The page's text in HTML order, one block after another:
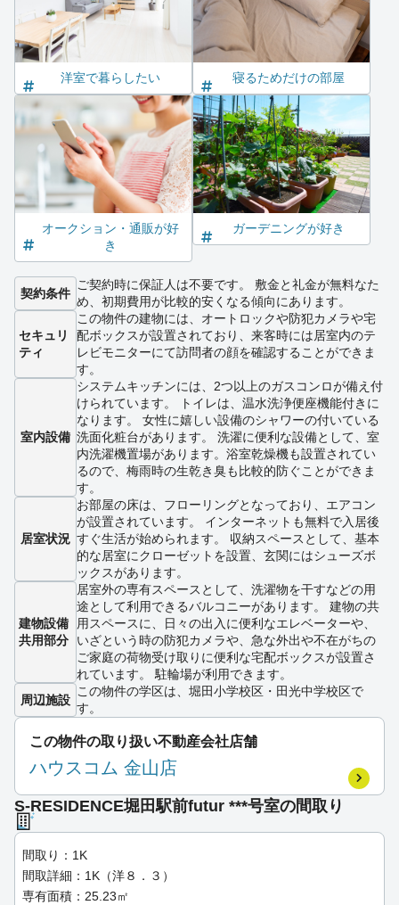
洋室で暮らしたい 寝るためだけの部屋
オークション・通販が好
き
ガーデニングが好き
契約条件
ご契約時に保証人は不要です。 敷金と礼金が無料なた
め、初期費用が比較的安くなる傾向にあります。
セキュリ
ティ
この物件の建物には、オートロックや防犯カメラや宅
配ボックスが設置されており、来客時には居室内のテ
レビモニターにて訪問者の顔を確認することができま
す。
室内設備
システムキッチンには、2つ以上のガスコンロが備え付
けられています。 トイレは、温水洗浄便座機能付きに
なります。 女性に嬉しい設備のシャワーの付いている
洗面化粧台があります。 洗濯に便利な設備として、室
内洗濯機置場があります。浴室乾燥機も設置されてい
るので、梅雨時の生乾き臭も比較的防ぐことができま
す。
居室状況
お部屋の床は、フローリングとなっており、エアコン
が設置されています。 インターネットも無料で入居後
すぐ生活が始められます。 収納スペースとして、基本
的な居室にクローゼットを設置、玄関にはシューズボ
ックスがあります。
建物設備
共用部分
居室外の専有スペースとして、洗濯物を干すなどの用
途として利用できるバルコニーがあります。 建物の共
用スペースに、日々の出入に便利なエレベーターや、
いざという時の防犯カメラや、急な外出や不在がちの
ご家庭の荷物受け取りに便利な宅配ボックスが設置さ
れています。 駐輪場が利用できます。
周辺施設
この物件の学区は、堀田小学校区・田光中学校区で
す。
この物件の取り扱い不動産会社店舗
ハウスコム 金山店
S-RESIDENCE堀田駅前futur ***号室の間取り
間取り：1K
間取詳細：1K（洋８．３）
専有面積：25.23㎡